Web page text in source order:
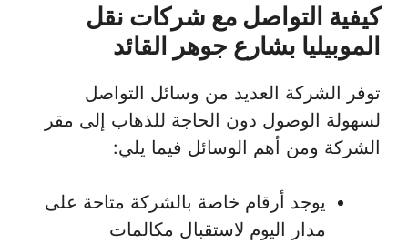
كيفية التواصل مع شركات نقل
الموبيليا بشارع جوهر القائد
توفر الشركة العديد من وسائل التواصل
لسهولة الوصول دون الحاجة للذهاب إلى مقر
الشركة ومن أهم الوسائل فيما يلي:
يوجد أرقام خاصة بالشركة متاحة على
مدار اليوم لاستقبال مكالمات